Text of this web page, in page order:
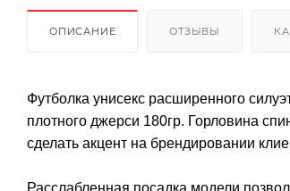
ОПИСАНИЕ ОТЗЫВЫ
Футболка унисекс расширенного
плотного джерси 180гр. Горловина
сделать акцент на брендировании
Расслабленная посадка модели